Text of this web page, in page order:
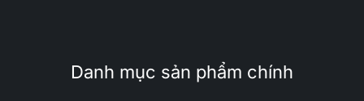
Danh mục sản phẩm chính